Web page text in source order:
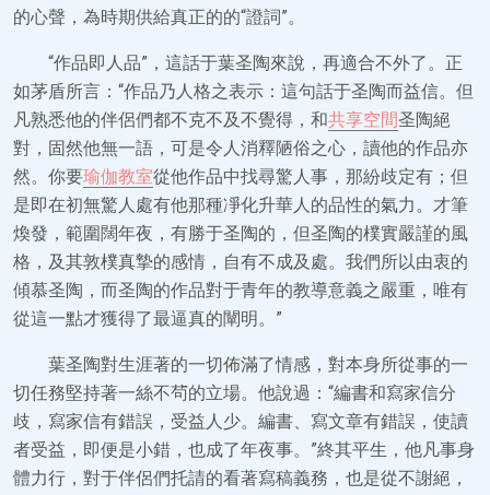
的心聲，為時期供給真正的的“證詞”。
“作品即人品”，這話于葉圣陶來說，再適合不外了。正
如茅盾所言：“作品乃人格之表示：這句話于圣陶而益信。但
凡熟悉他的伴侶們都不克不及不覺得，和共享空間圣陶絕
對，固然他無一語，可是令人消釋陋俗之心，讀他的作品亦
然。你要瑜伽教室從他作品中找尋驚人事，那紛歧定有；但
是即在初無驚人處有他那種凈化升華人的品性的氣力。才筆
煥發，範圍闊年夜，有勝于圣陶的，但圣陶的樸實嚴謹的風
格，及其敦樸真摯的感情，自有不成及處。我們所以由衷的
傾慕圣陶，而圣陶的作品對于青年的教導意義之嚴重，唯有
從這一點才獲得了最逼真的闡明。”
葉圣陶對生涯著的一切佈滿了情感，對本身所從事的一
切任務堅持著一絲不茍的立場。他說過：“編書和寫家信分
歧，寫家信有錯誤，受益人少。編書、寫文章有錯誤，使讀
者受益，即便是小錯，也成了年夜事。”終其平生，他凡事身
體力行，對于伴侶們托請的看著寫稿義務，也是從不謝絕，